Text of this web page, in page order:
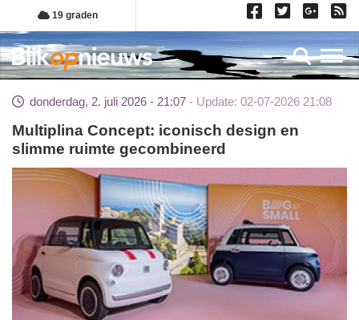
Overslaan
en
naar
de
gaan
19 graden
donderdag, 2. juli 2026 - 21:07 Update: 02-07-2026 21:08
Multiplina Concept: iconisch design en
slimme ruimte gecombineerd